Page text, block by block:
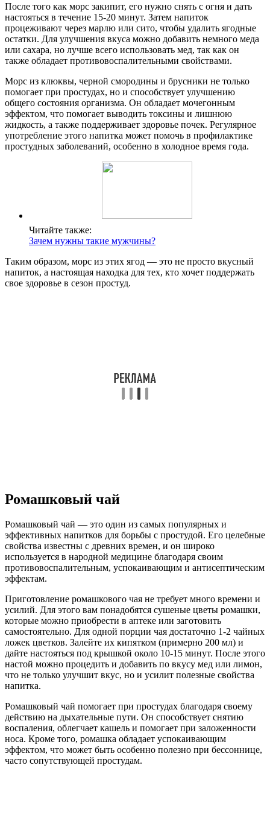
После того как морс закипит, его нужно снять с огня и дать
настояться в течение 15-20 минут. Затем напиток
процеживают через марлю или сито, чтобы удалить ягодные
остатки. Для улучшения вкуса можно добавить немного меда
или сахара, но лучше всего использовать мед, так как он
также обладает противовоспалительными свойствами.
Морс из клюквы, черной смородины и брусники не только
помогает при простудах, но и способствует улучшению
общего состояния организма. Он обладает мочегонным
эффектом, что помогает выводить токсины и лишнюю
жидкость, а также поддерживает здоровье почек. Регулярное
употребление этого напитка может помочь в профилактике
простудных заболеваний, особенно в холодное время года.
Читайте также:
Зачем нужны такие мужчины?
Таким образом, морс из этих ягод — это не просто вкусный
напиток, а настоящая находка для тех, кто хочет поддержать
свое здоровье в сезон простуд.
Ромашковый чай
Ромашковый чай — это один из самых популярных и
эффективных напитков для борьбы с простудой. Его целебные
свойства известны с древних времен, и он широко
используется в народной медицине благодаря своим
противовоспалительным, успокаивающим и антисептическим
эффектам.
Приготовление ромашкового чая не требует много времени и
усилий. Для этого вам понадобятся сушеные цветы ромашки,
которые можно приобрести в аптеке или заготовить
самостоятельно. Для одной порции чая достаточно 1-2 чайных
ложек цветков. Залейте их кипятком (примерно 200 мл) и
дайте настояться под крышкой около 10-15 минут. После этого
настой можно процедить и добавить по вкусу мед или лимон,
что не только улучшит вкус, но и усилит полезные свойства
напитка.
Ромашковый чай помогает при простудах благодаря своему
действию на дыхательные пути. Он способствует снятию
воспаления, облегчает кашель и помогает при заложенности
носа. Кроме того, ромашка обладает успокаивающим
эффектом, что может быть особенно полезно при бессоннице,
часто сопутствующей простудам.